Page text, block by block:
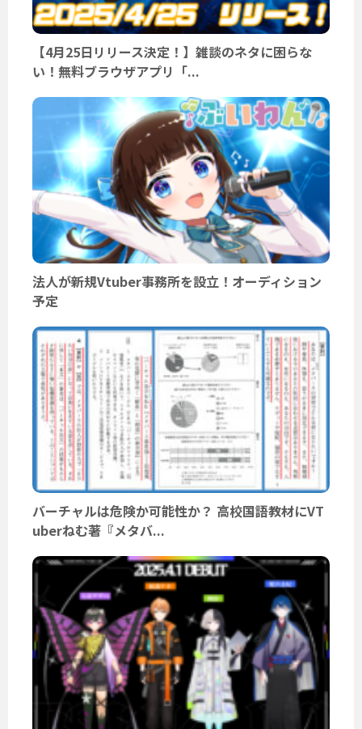
【4月25日リリース決定！】雑談のネタに困らな
い！無料ブラウザアプリ「...
法人が新規Vtuber事務所を設立！オーディション
予定
バーチャルは危険か可能性か？ 高校国語教材にVT
uberねむ著『メタバ...